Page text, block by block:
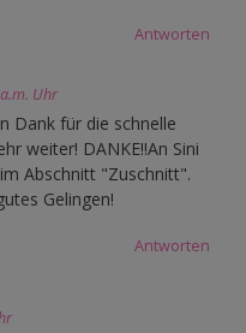
Antworten
Uhr
Dank für die schnelle
weiter! DANKE!!An Sini
Abschnitt "Zuschnitt".
Gelingen!
Antworten